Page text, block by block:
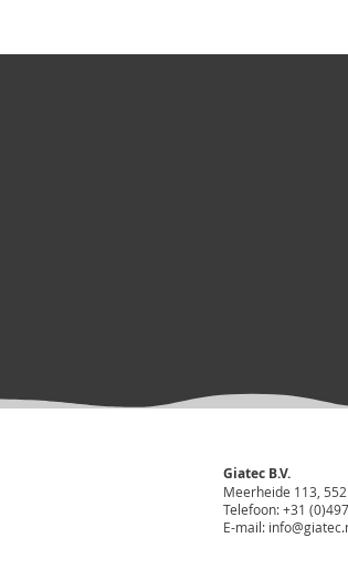
Giatec B.V.
Meerheide 113,
Telefoon: +31
E-mail: